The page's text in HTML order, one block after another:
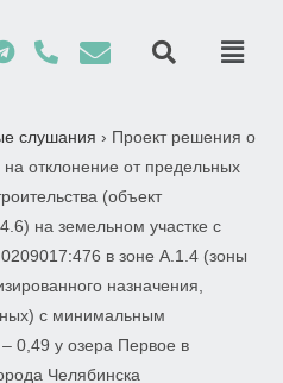
слушания › Проект решения о
отклонение от предельных
(объект
на земельном участке с
в зоне А.1.4 (зоны
назначения,
с минимальным
0,49 у озера Первое в
Челябинска